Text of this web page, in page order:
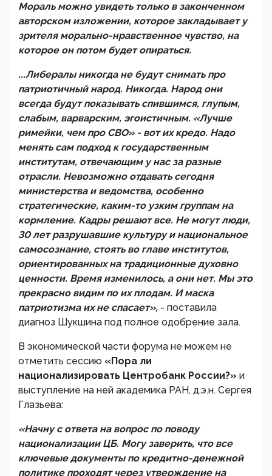
Мораль можно увидеть только в законченном
авторском изложении, которое закладывает у
зрителя морально-нравственное чувство, на
которое он потом будет опираться.
...Либералы никогда не будут снимать про
патриотичный народ. Никогда. Народ они
всегда будут показывать спившимся, глупым,
слабым, варварским, эгоистичным. «Лучше
римейки, чем про СВО» - вот их кредо. Надо
менять сам подход к государственным
институтам, отвечающим у нас за разные
отрасли. Невозможно отдавать сегодня
министерства и ведомства, особенно
стратегические, каким-то узким группам на
кормление. Кадры решают все. Не могут люди,
30 лет разрушавшие культуру и национальное
самосознание, стоять во главе институтов,
ориентированных на традиционные духовно
ценности. Время изменилось, а они нет. Мы это
прекрасно видим по их плодам. И маска
патриотизма их не спасает», - поставила
диагноз Шукшина под полное одобрение зала.
В экономической части форума не можем не
отметить сессию «Пора ли
национализировать Центробанк России?» и
выступление на ней академика РАН, д.э.н. Сергея
Глазьева:
«Начну с ответа на вопрос по поводу
национализации ЦБ. Могу заверить, что все
ключевые документы по кредитно-денежной
политике проходят через утверждение на